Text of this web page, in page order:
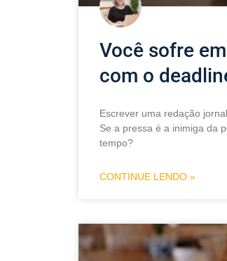
Você sofre
com o
Escrever uma redação
Se a pressa é a inimiga da
tempo?
CONTINUE LENDO »